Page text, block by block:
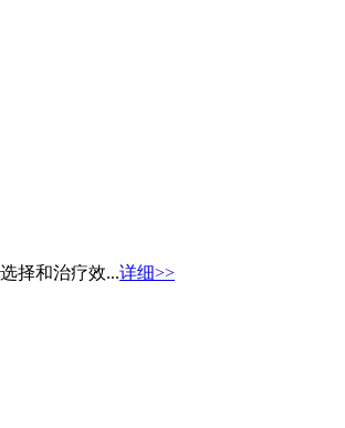
择和治疗效...详细>>